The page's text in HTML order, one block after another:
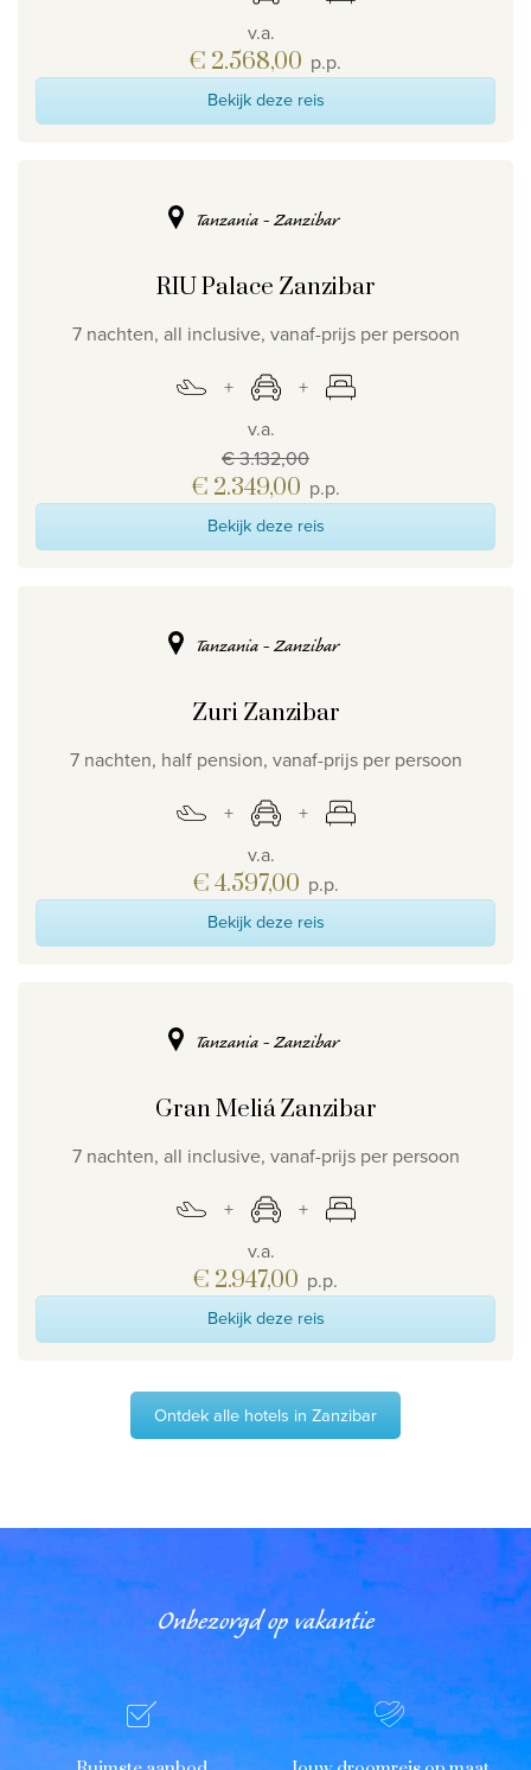
v.a.
€ 2.568,00 p.p.
Bekijk deze reis
Tanzania - Zanzibar
RIU Palace Zanzibar
7 nachten, all inclusive, vanaf-prijs per persoon
v.a.
€ 3.132,00
€ 2.349,00 p.p.
Bekijk deze reis
Tanzania - Zanzibar
Zuri Zanzibar
7 nachten, half pension, vanaf-prijs per persoon
v.a.
€ 4.597,00 p.p.
Bekijk deze reis
Tanzania - Zanzibar
Gran Meliá Zanzibar
7 nachten, all inclusive, vanaf-prijs per persoon
v.a.
€ 2.947,00 p.p.
Bekijk deze reis
Ontdek alle hotels in Zanzibar
Onbezorgd op vakantie